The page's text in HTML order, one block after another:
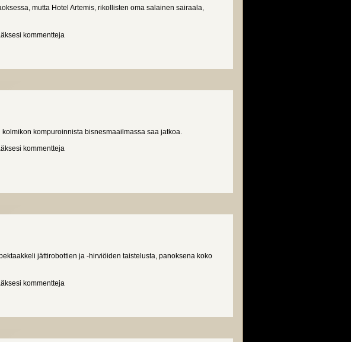
mutta Hotel Artemis, rikollisten oma salainen sairaala,
kommentteja
kompuroinnista bisnesmaailmassa saa jatkoa.
kommentteja
jättirobottien ja -hirviöiden taistelusta, panoksena koko
maahan
kommentteja